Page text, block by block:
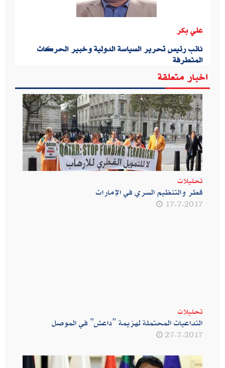
علي بكر
نائب رئيس تحرير السياسة الدولية وخبير الحركات
المتطرفة
اخبار متعلقة
تحليلات
قطر ‬والتنظيم ‬السري ‬في ‬الإمارات
17-7-2017
تحليلات
التداعيات المحتملة لهزيمة "داعش" في الموصل
27-7-2017